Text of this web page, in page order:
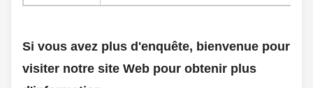
Si vous avez plus d'enquête, bienvenue pour
visiter notre site Web pour obtenir plus